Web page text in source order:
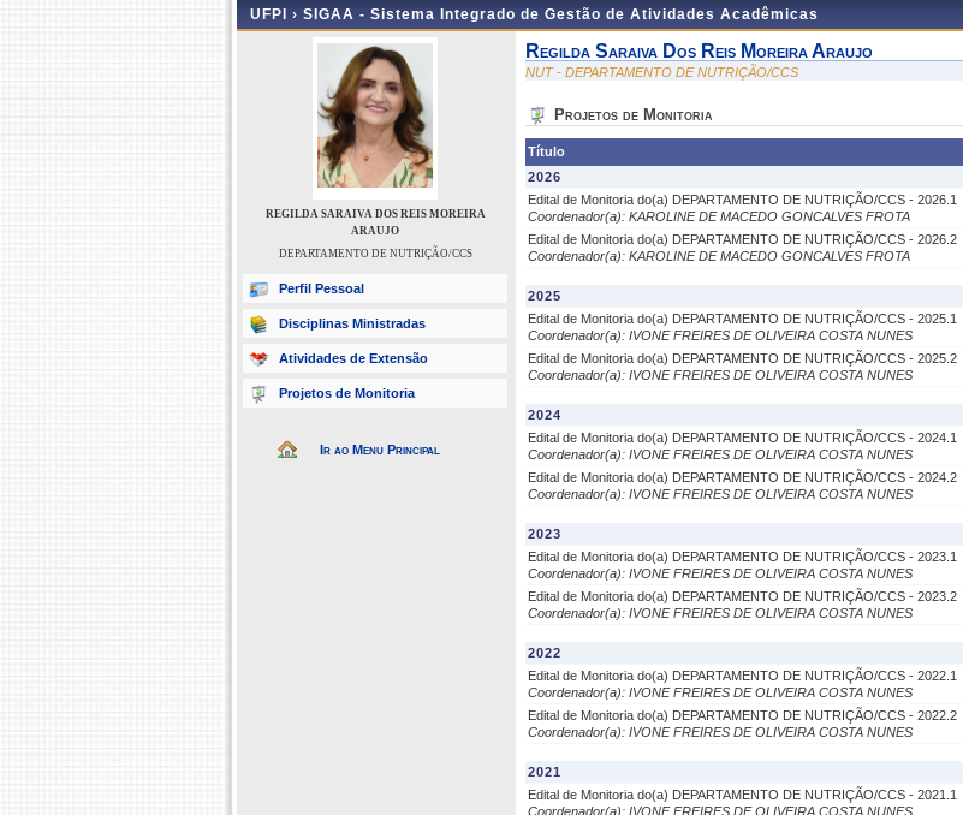
UFPI › SIGAA - Sistema Integrado de Gestão de Atividades Acadêmicas
REGILDA SARAIVA DOS REIS MOREIRA
ARAUJO
DEPARTAMENTO DE NUTRIÇÃO/CCS
Perfil Pessoal
Disciplinas Ministradas
Atividades de Extensão
Projetos de Monitoria
Ir ao Menu Principal
Regilda Saraiva Dos Reis Moreira Araujo
NUT - DEPARTAMENTO DE NUTRIÇÃO/CCS
Projetos de Monitoria
Título
2026
Edital de Monitoria do(a) DEPARTAMENTO DE NUTRIÇÃO/CCS - 2026.1
Coordenador(a): KAROLINE DE MACEDO GONCALVES FROTA
Edital de Monitoria do(a) DEPARTAMENTO DE NUTRIÇÃO/CCS - 2026.2
Coordenador(a): KAROLINE DE MACEDO GONCALVES FROTA
2025
Edital de Monitoria do(a) DEPARTAMENTO DE NUTRIÇÃO/CCS - 2025.1
Coordenador(a): IVONE FREIRES DE OLIVEIRA COSTA NUNES
Edital de Monitoria do(a) DEPARTAMENTO DE NUTRIÇÃO/CCS - 2025.2
Coordenador(a): IVONE FREIRES DE OLIVEIRA COSTA NUNES
2024
Edital de Monitoria do(a) DEPARTAMENTO DE NUTRIÇÃO/CCS - 2024.1
Coordenador(a): IVONE FREIRES DE OLIVEIRA COSTA NUNES
Edital de Monitoria do(a) DEPARTAMENTO DE NUTRIÇÃO/CCS - 2024.2
Coordenador(a): IVONE FREIRES DE OLIVEIRA COSTA NUNES
2023
Edital de Monitoria do(a) DEPARTAMENTO DE NUTRIÇÃO/CCS - 2023.1
Coordenador(a): IVONE FREIRES DE OLIVEIRA COSTA NUNES
Edital de Monitoria do(a) DEPARTAMENTO DE NUTRIÇÃO/CCS - 2023.2
Coordenador(a): IVONE FREIRES DE OLIVEIRA COSTA NUNES
2022
Edital de Monitoria do(a) DEPARTAMENTO DE NUTRIÇÃO/CCS - 2022.1
Coordenador(a): IVONE FREIRES DE OLIVEIRA COSTA NUNES
Edital de Monitoria do(a) DEPARTAMENTO DE NUTRIÇÃO/CCS - 2022.2
Coordenador(a): IVONE FREIRES DE OLIVEIRA COSTA NUNES
2021
Edital de Monitoria do(a) DEPARTAMENTO DE NUTRIÇÃO/CCS - 2021.1
Coordenador(a): IVONE FREIRES DE OLIVEIRA COSTA NUNES